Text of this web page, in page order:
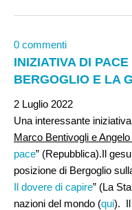
0 commenti
INIZIATIVA DI
BERGOGLIO E LA
2 Luglio 2022
Una interessante
Marco Bentivogli e
pace” (Repubblica).Il
posizione di Bergoglio
Il dovere di capire” (La
nazioni del mondo (qui). Il